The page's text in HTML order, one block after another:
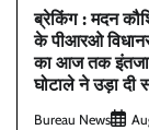
ब्रेकिंग : मदन
के पीआरओ
का आज तक
घोटाले ने उड़ा दी
Bureau News